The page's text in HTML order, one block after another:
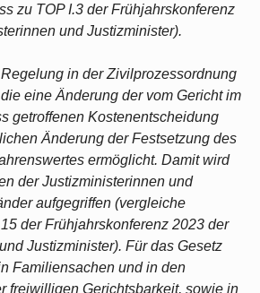
zu TOP I.3 der Frühjahrskonferenz
und Justizminister).
in der Zivilprozessordnung
eine Änderung der vom Gericht im
getroffenen Kostenentscheidung
Änderung der Festsetzung des
ermöglicht. Damit wird
der Justizministerinnen und
aufgegriffen (vergleiche
der Frühjahrskonferenz 2023 der
Justizminister). Für das Gesetz
Familiensachen und in den
freiwilligen Gerichtsbarkeit, sowie in